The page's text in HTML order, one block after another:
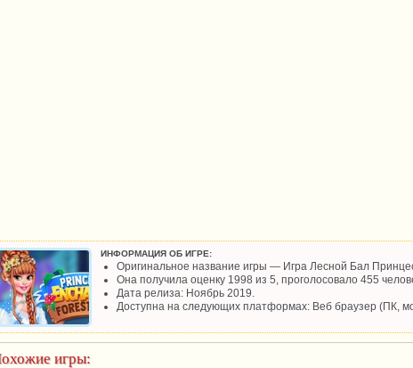
ИНФОРМАЦИЯ ОБ ИГРЕ:
Оригинальное название игры — Игра Лесной Бал
Она получила оценку 1998 из 5, проголосовало 455
Дата релиза: Ноябрь 2019.
Доступна на следующих платформах: Веб браузер (ПК,
игры: